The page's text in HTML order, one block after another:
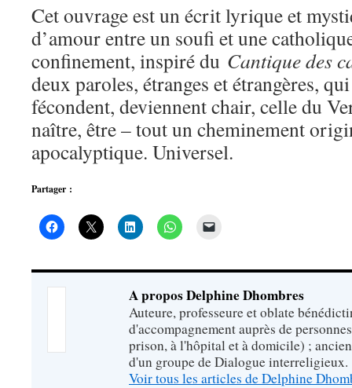
Cet ouvrage est un écrit lyrique et
d’amour entre un soufi et une
confinement, inspiré du Cantique des
deux paroles, étranges et étrangères,
fécondent, deviennent chair, celle du
naître, être – tout un cheminement
apocalyptique. Universel.
Partager :
A propos Delphine Dhombres
Auteure, professeure et oblate
d'accompagnement auprès de
prison, à l'hôpital et à domicile) ;
d'un groupe de Dialogue interreligieux.
Voir tous les articles de Delphine